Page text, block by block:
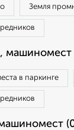
Земля
машиномест
в паркинге